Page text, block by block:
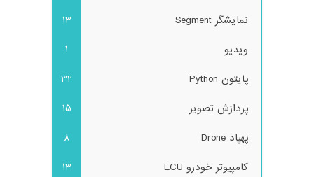
نمایشگر Segment
13
ویدیو
1
پایتون Python
32
پردازش تصویر
15
پهپاد Drone
8
کامپیوتر خودرو ECU
13